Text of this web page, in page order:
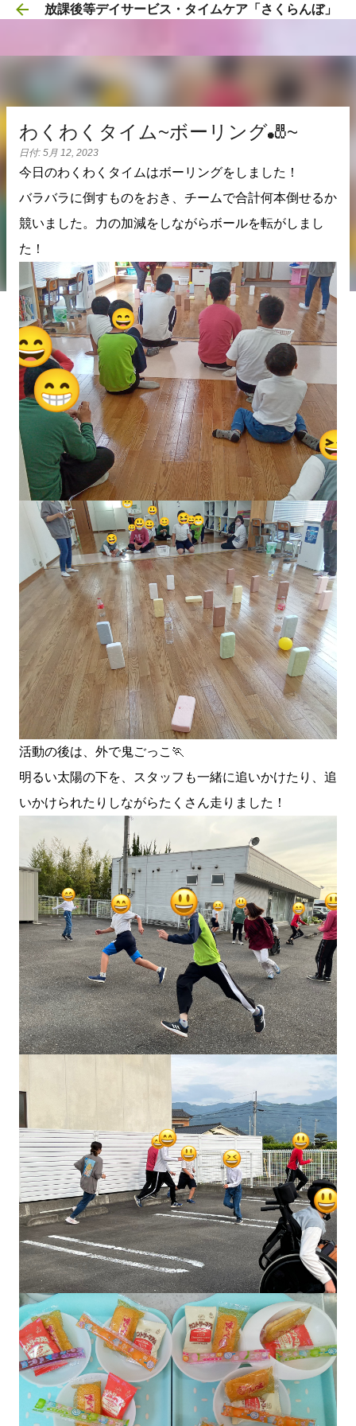
スキップしてメイン コンテンツに移動
放課後等デイサービス・タイムケア「さくらんぼ」
わくわくタイム~ボーリング🎳~
日付: 5月 12, 2023
今日のわくわくタイムはボーリングをしました！
バラバラに倒すものをおき、チームで合計何本倒せるか
競いました。力の加減をしながらボールを転がしまし
た！
活動の後は、外で鬼ごっこ🏃
明るい太陽の下を、スタッフも一緒に追いかけたり、追
いかけられたりしながらたくさん走りました！